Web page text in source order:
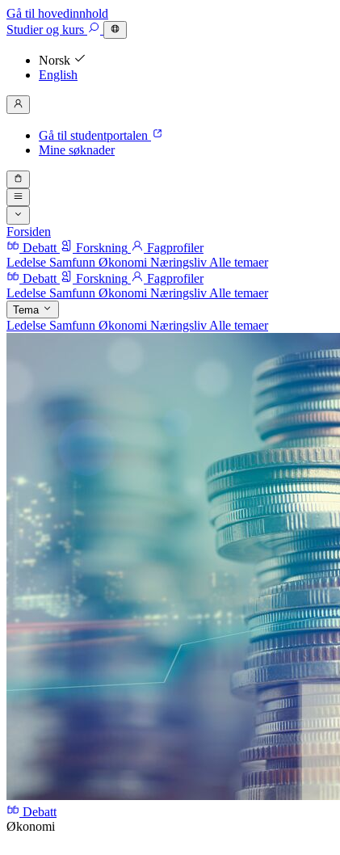
Gå til hovedinnhold
Studierog kurs
Norsk
English
Gå til studentportalen
Mine søknader
Forsiden
Debatt
Forskning
Fagprofiler
Ledelse Samfunn Økonomi Næringsliv Alle temaer
Debatt
Forskning
Fagprofiler
Ledelse Samfunn Økonomi Næringsliv Alle temaer
Tema
Ledelse Samfunn Økonomi Næringsliv Alle temaer
Debatt
Økonomi